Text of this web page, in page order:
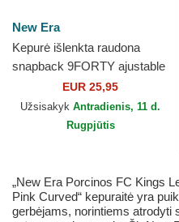
New Era
Kepurė išlenkta raudona
snapback 9FORTY ajustable
FC Barcelona LALIGA New
Era
EUR 25,95
Užsisakyk Antradienis, 11 d.
Rugpjūtis
„New Era Porcinos FC Kings
Pink Curved“ kepuraitė yra
gerbėjams, norintiems atrodyti